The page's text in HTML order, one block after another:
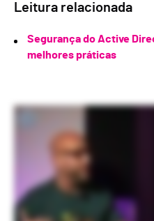
Leitura relacionada
Segurança do Active
melhores práticas